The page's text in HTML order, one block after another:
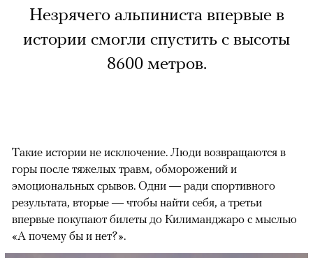
Незрячего альпиниста впервые в
истории смогли спустить с высоты
8600 метров.
Такие истории не исключение. Люди возвращаются в
горы после тяжелых травм, обморожений и
эмоциональных срывов. Одни — ради спортивного
результата, вторые — чтобы найти себя, а третьи
впервые покупают билеты до Килиманджаро с мыслью
«А почему бы и нет?».